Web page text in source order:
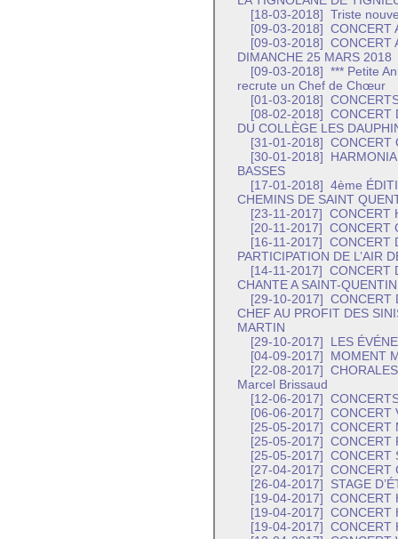
[18-03-2018]
Triste
[09-03-2018]
CONCERT
[09-03-2018]
CONCERT
DIMANCHE 25 MARS 2018
[09-03-2018]
*** Petite
recrute un Chef de Chœur
[01-03-2018]
[08-02-2018]
CONCERT
DU COLLÈGE LES
[31-01-2018]
CONCERT
[30-01-2018]
BASSES
[17-01-2018]
4ème
CHEMINS DE SAINT
[23-11-2017]
CONCERT
[20-11-2017]
CONCERT
[16-11-2017]
CONCERT
PARTICIPATION DE L’AIR
[14-11-2017]
CONCERT
CHANTE A SAINT-
[29-10-2017]
CONCERT
CHEF AU PROFIT DES
MARTIN
[29-10-2017]
LES
[04-09-2017]
MOMENT
[22-08-2017]
Marcel Brissaud
[12-06-2017]
[06-06-2017]
CONCERT
[25-05-2017]
CONCERT
[25-05-2017]
CONCERT
[25-05-2017]
CONCERT
[27-04-2017]
CONCERT
[26-04-2017]
STAGE
[19-04-2017]
CONCERT
[19-04-2017]
CONCERT
[19-04-2017]
CONCERT